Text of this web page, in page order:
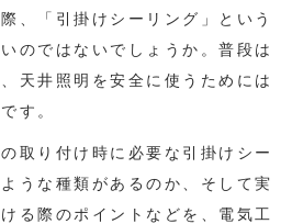
、「引掛けシーリング」という
のではないでしょうか。普段は
天井照明を安全に使うためには
す。
取り付け時に必要な引掛けシー
うな種類があるのか、そして実
る際のポイントなどを、電気工